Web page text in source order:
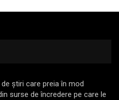
ştiri care preia în mod
surse de încredere pe care le